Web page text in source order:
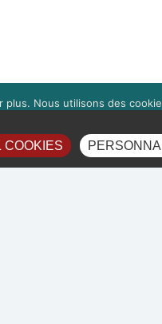
Nous utilisons des
COOKIES